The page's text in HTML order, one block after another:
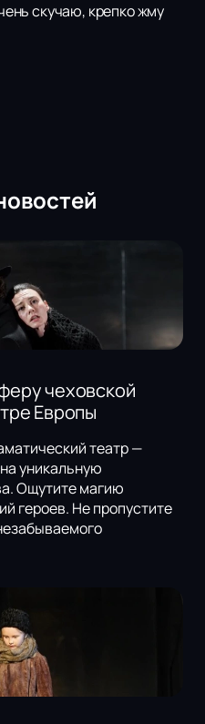
скучаю, крепко жму
чеховской
Европы
театр —
уникальную
Ощутите магию
героев. Не пропустите